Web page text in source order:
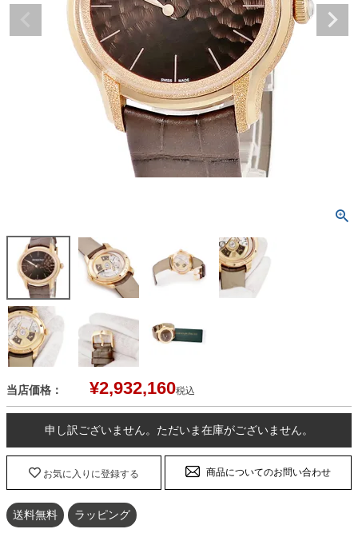
当店価格： ¥2,932,160税込
申し訳ございません。ただいま在庫がございません。
お気に入りに登録する 商品についてのお問い合わせ
送料無料 ラッピング